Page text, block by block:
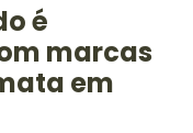
é
marcas
em